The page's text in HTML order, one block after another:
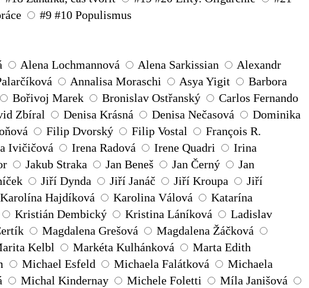
#9 #10 Populismus
Alena Lochmannová Alena Sarkissian
Alexandr
Annalisa Moraschi Asya Yigit
Barbora
Bořivoj Marek Bronislav Ostřanský
Carlos Fernando
Zbíral Denisa Krásná Denisa Nečasová
Dominika
Filip Dvorský Filip Vostal
François R.
Ivičičová Irena Radová Irene Quadri
Irina
Jakub Straka Jan Beneš Jan Černý
Jan
Jiří Dynda Jiří Janáč Jiří Kroupa
Jiří
Karolína Hajdíková Karolina Válová
Katarína
Kristián Dembický Kristina Láníková
Ladislav
Magdalena Grešová
Magdalena Žáčková
Kelbl Markéta Kulhánková
Marta Edith
Michael Esfeld Michaela Falátková
Michaela
Michal Kindernay Michele Foletti
Míla Janišová